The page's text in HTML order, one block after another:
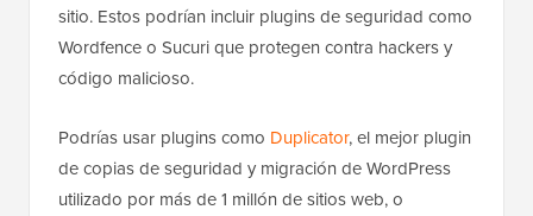
sitio. Estos podrían incluir plugins de seguridad como
Wordfence o Sucuri que protegen contra hackers y
código malicioso.
Podrías usar plugins como Duplicator, el mejor plugin
de copias de seguridad y migración de WordPress
utilizado por más de 1 millón de sitios web, o